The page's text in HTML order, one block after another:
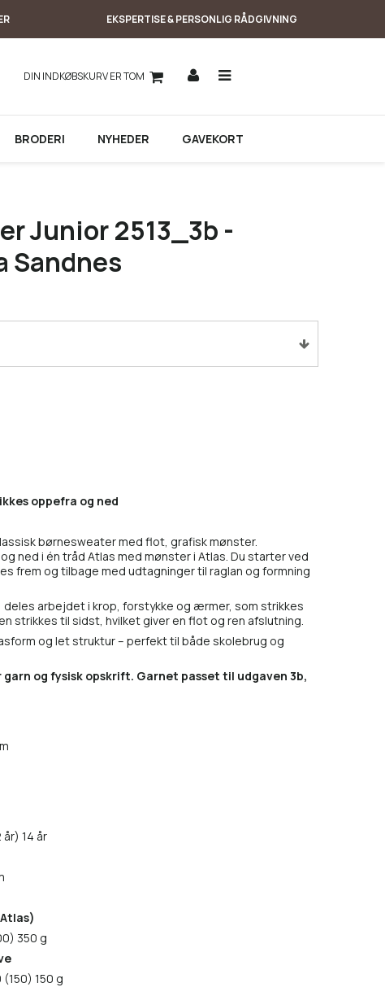
EKSPERTISE & PERSONLIG RÅDGIVNING
DIN INDKØBSKURV ER TOM
BRODERI NYHEDER GAVEKORT
Junior 2513_3b -
Sandnes
oppefra og ned
børnesweater med flot, grafisk mønster.
ned i én tråd Atlas med mønster i Atlas. Du starter ved
frem og tilbage med udtagninger til raglan og formning
deles arbejdet i krop, forstykke og ærmer, som strikkes
strikkes til sidst, hvilket giver en flot og ren afslutning.
og let struktur – perfekt til både skolebrug og
og fysisk opskrift. Garnet passet til udgaven 3b,
år) 14 år
350 g
150 g